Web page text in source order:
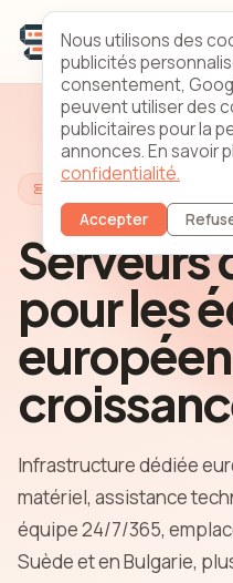
Infrastructure dédiée
Serveurs
pour les
Infrastructure dédiée
matériel, assistance
équipe 24/7/365,
Suède et en Bulgarie,
Nous utilisons des
publicités
consentement,
peuvent utiliser des
publicitaires pour la
annonces. En savoir
confidentialité.
Accepter